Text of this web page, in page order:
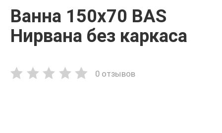
Ванна 150х70 BAS
Нирвана без каркаса
0 отзывов